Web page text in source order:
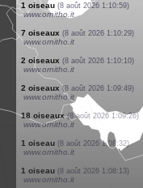
25 oiseaux (8 août 2026 1:14:04)
www.ornitho.it
1 oiseau (8 août 2026 1:13:46)
www.ornitho.it
1 oiseau (8 août 2026 1:12:59)
www.ornitho.it
1 oiseau (8 août 2026 1:12:41)
www.ornitho.it
2 oiseaux (8 août 2026 1:12:17)
www.ornitho.it
1 mammifère (8 août 2026 1:11:48)
www.ornitho.ch
1 mammifère (8 août 2026 1:11:38)
www.ornitho.ch